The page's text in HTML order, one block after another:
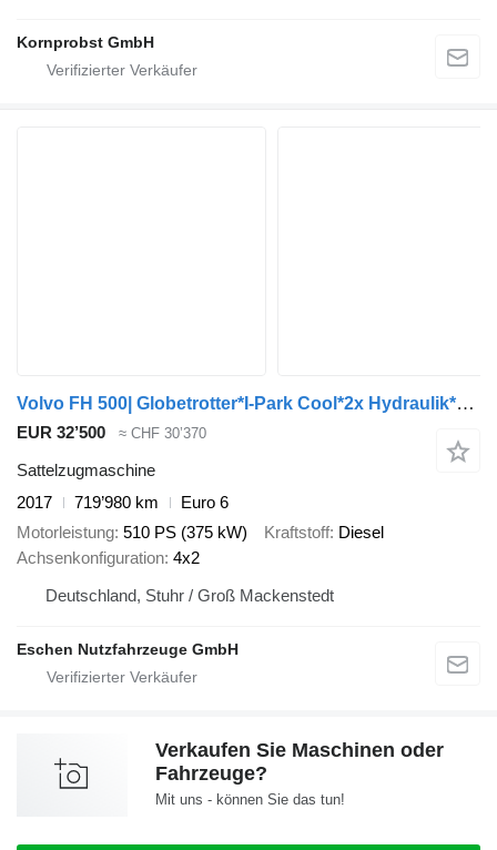
Kornprobst GmbH
Volvo FH 500| Globetrotter*I-Park Cool*2x Hydraulik*AC
EUR 32’500 ≈ CHF 30’370
Sattelzugmaschine
2017
719’980 km
Euro 6
Motorleistung 510 PS (375 kW) Kraftstoff Diesel
Achsenkonfiguration 4x2
Deutschland, Stuhr / Groß Mackenstedt
Eschen Nutzfahrzeuge GmbH
Verkaufen Sie Maschinen oder
Fahrzeuge?
Mit uns - können Sie das tun!